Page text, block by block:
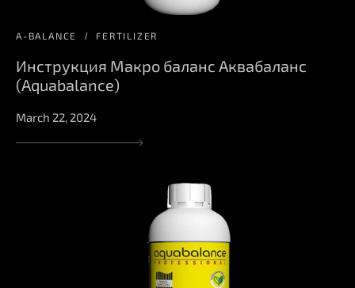
A-BALANCE FERTILIZER
Инструкция Макро баланс Аквабаланс
(Aquabalance)
March 22, 2024